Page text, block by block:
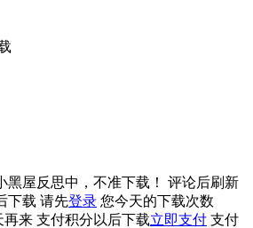
黑屋反思中，不准下载！ 评论后刷新
下载 请先登录 您今天的下载次数
再来 支付积分 以后下载立即支付 支付